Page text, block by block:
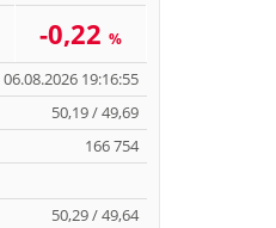
-0,22 %
06.08.2026 19:16:55
50,19 / 49,69
166 754
50,29 / 49,64